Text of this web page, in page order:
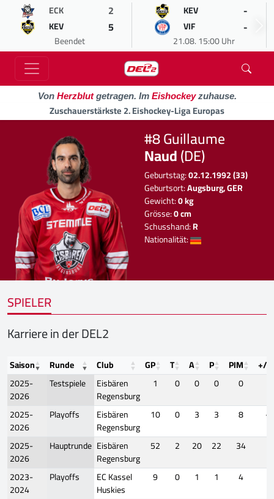
ECK 2
KEV 5
Beendet
KEV -
VIF -
21.08. 15:00 Uhr
Von Herzblutgetragen. Im Eishockeyzuhause.
Zuschauerstärkste 2. Eishockey-Liga Europas
#8 Guillaume
Naud(DE)
Geburtstag:02.12.1992 (33)
Geburtsort:Augsburg, GER
Gewicht:0 kg
Grösse:0 cm
Schusshand:R
Nationalität:
SPIELER
Karriere in der DEL2
Saison Runde Club GP T A P PIM
+/-
2025-
2026
Testspiele
Eisbären
Regensburg
1 0 0 0 0
2025-
2026
Playoffs
Eisbären
Regensburg
10 0 3 3 8
-5
2025-
2026
Hauptrunde Eisbären
Regensburg
52 2 20 22 34
2023-
2024
Playoffs
EC Kassel
Huskies
9 0 1 1 4